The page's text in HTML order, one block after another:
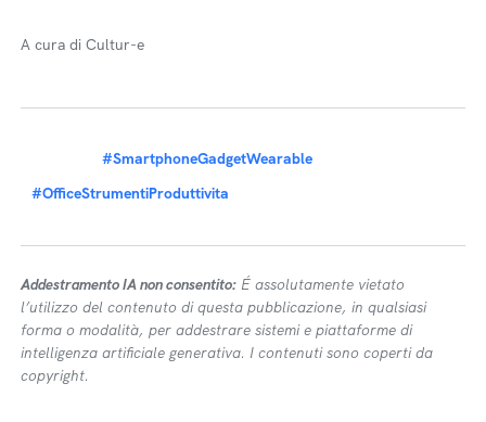
A cura di Cultur-e
#SmartphoneGadgetWearable
#OfficeStrumentiProduttivita
Addestramento IA non consentito: É assolutamente vietato
l’utilizzo del contenuto di questa pubblicazione, in qualsiasi
forma o modalità, per addestrare sistemi e piattaforme di
intelligenza artificiale generativa. I contenuti sono coperti da
copyright.